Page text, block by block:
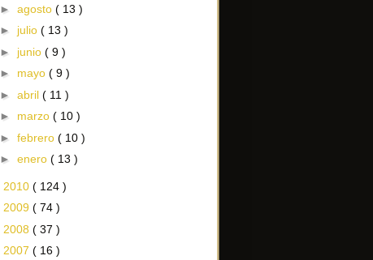
► agosto ( 13 )
► julio ( 13 )
► junio ( 9 )
► mayo ( 9 )
► abril ( 11 )
► marzo ( 10 )
► febrero ( 10 )
► enero ( 13 )
2010 ( 124 )
2009 ( 74 )
2008 ( 37 )
2007 ( 16 )